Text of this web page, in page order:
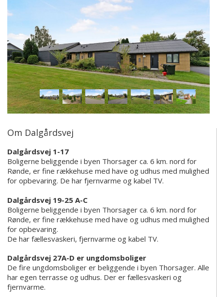
Om Dalgårdsvej
Dalgårdsvej 1-17
Boligerne beliggende i byen Thorsager ca. 6 km. nord for
Rønde, er fine rækkehuse med have og udhus med mulighed
for opbevaring. De har fjernvarme og kabel TV.
Dalgårdsvej 19-25 A-C
Boligerne beliggende i byen Thorsager ca. 6 km. nord for
Rønde, er fine rækkehuse med have og udhus med mulighed
for opbevaring.
De har fællesvaskeri, fjernvarme og kabel TV.
Dalgårdsvej 27A-D er ungdomsboliger
De fire ungdomsboliger er beliggende i byen Thorsager. Alle
har egen terrasse og udhus. Der er fællesvaskeri og
fjernvarme.